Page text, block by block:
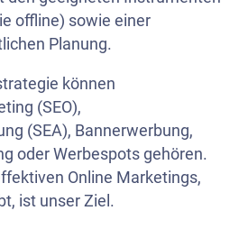
offline) sowie einer
Planung.
können
(SEO),
(SEA), Bannerwerbung,
oder Werbespots gehören.
Online Marketings,
ist unser Ziel.